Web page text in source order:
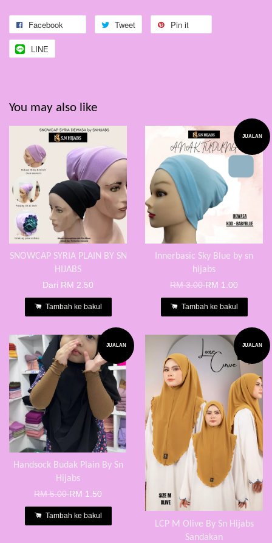
Facebook Tweet Pin it
LINE
You may also like
SNOWCAP SYRIA PLAIN BY SN
HIJABS
Dari RM 2.50
Tambah ke bakul
JUALAN
Innerbasic Sky Blue by sn
hijabs
RM 3.00RM 1.00
Tambah ke bakul
JUALAN
Handsock Budak Plain By Sn
Hijabs
RM 5.00RM 1.50
Tambah ke bakul
JUALAN
LCP M Olive By Sn Hijabs
Sandakan